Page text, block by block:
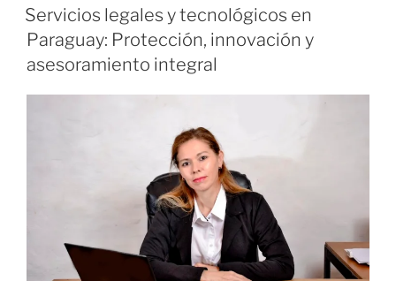
U
B
L
C
Servicios legales y tecnológicos en
Paraguay: Protección, innovación y
asesoramiento integral